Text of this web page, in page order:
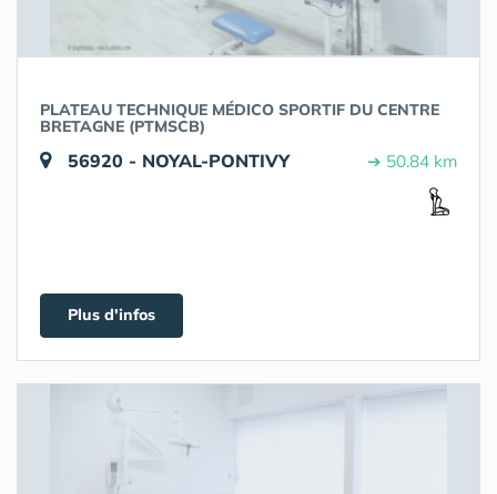
PLATEAU TECHNIQUE MÉDICO SPORTIF DU CENTRE
BRETAGNE (PTMSCB)
56920 - NOYAL-PONTIVY ➔ 50.84 km
Plus d'infos